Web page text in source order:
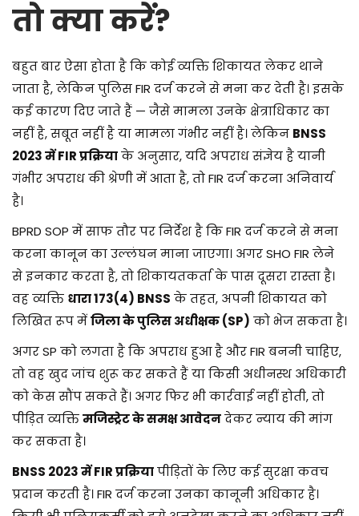
तो क्या करें?
बहुत बार ऐसा होता है कि कोई व्यक्ति शिकायत लेकर थाने
जाता है, लेकिन पुलिस FIR दर्ज करने से मना कर देती है। इसके
कई कारण दिए जाते हैं — जैसे मामला उनके क्षेत्राधिकार का
नहीं है, सबूत नहीं है या मामला गंभीर नहीं है। लेकिन BNSS
2023 में FIR प्रक्रियाके अनुसार, यदि अपराध संज्ञेय है यानी
गंभीर अपराध की श्रेणी में आता है, तो FIR दर्ज करना अनिवार्य
है।
BPRD SOP में साफ तौर पर निर्देश है कि FIR दर्ज करने से मना
करना कानून का उल्लंघन माना जाएगा। अगर SHO FIR लेने
से इनकार करता है, तो शिकायतकर्ता के पास दूसरा रास्ता है।
वह व्यक्ति धारा 173(4) BNSS के तहत, अपनी शिकायत को
लिखित रूप मेंजिला के पुलिस अधीक्षक (SP) को भेज सकता है।
अगर SP को लगता है कि अपराध हुआ है और FIR बननी चाहिए,
तो वह खुद जांच शुरू कर सकते हैं या किसी अधीनस्थ अधिकारी
को केस सौंप सकते हैं। अगर फिर भी कार्रवाई नहीं होती, तो
पीड़ित व्यक्तिमजिस्ट्रेट के समक्ष आवेदनदेकर न्याय की मांग
कर सकता है।
BNSS 2023 में FIR प्रक्रियापीड़ितों के लिए कई सुरक्षा कवच
प्रदान करती है। FIR दर्ज करना उनका कानूनी अधिकार है।